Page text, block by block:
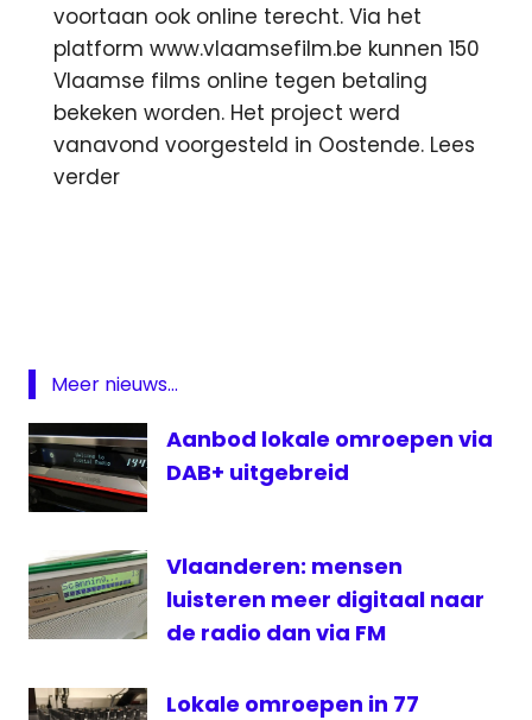
voortaan ook online terecht. Via het
platform www.vlaamsefilm.be kunnen 150
Vlaamse films online tegen betaling
bekeken worden. Het project werd
vanavond voorgesteld in Oostende. Lees
verder
Midvliet
Omroep
Venlo
Vlaanderen
Wassenaar
Meer nieuws...
Aanbod lokale omroepen via
DAB+ uitgebreid
Vlaanderen: mensen
luisteren meer digitaal naar
de radio dan via FM
Lokale omroepen in 77